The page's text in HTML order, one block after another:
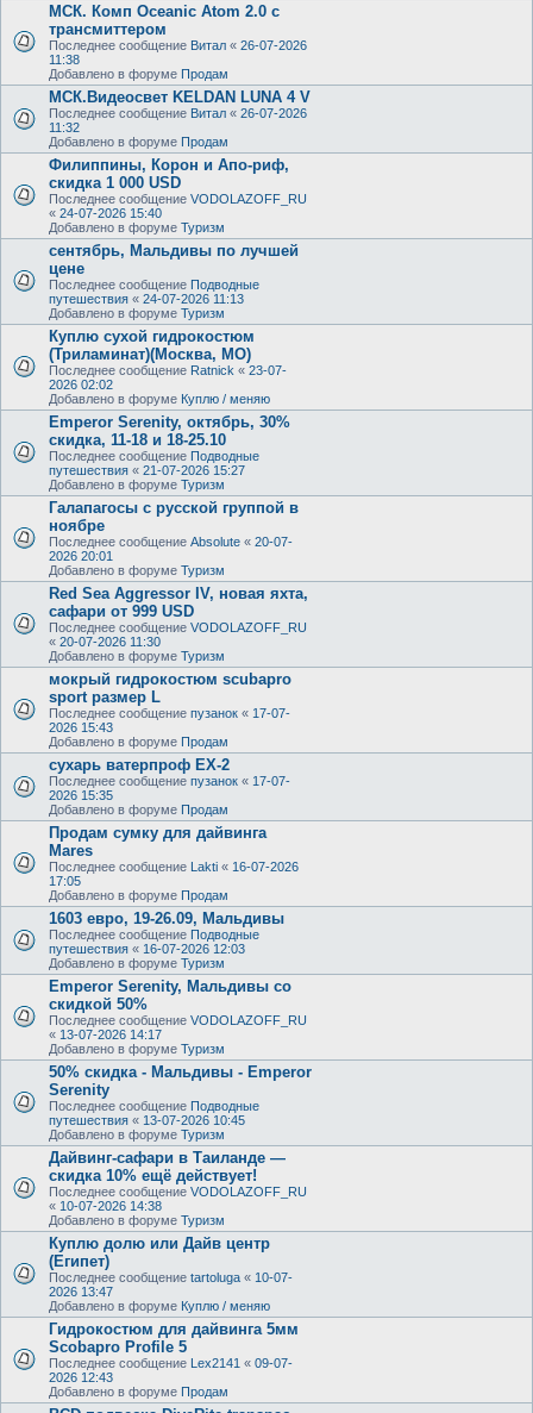
МСК. Комп Oceanic Atom 2.0 с
трансмиттером
Последнее сообщение Витал « 26-07-2026
11:38
Добавлено в форуме Продам
МСК.Видеосвет KELDAN LUNA 4 V
Последнее сообщение Витал « 26-07-2026
11:32
Добавлено в форуме Продам
Филиппины, Корон и Апо-риф,
скидка 1 000 USD
Последнее сообщение VODOLAZOFF_RU
« 24-07-2026 15:40
Добавлено в форуме Туризм
сентябрь, Мальдивы по лучшей
цене
Последнее сообщение Подводные
путешествия « 24-07-2026 11:13
Добавлено в форуме Туризм
Куплю сухой гидрокостюм
(Триламинат)(Москва, МО)
Последнее сообщение Ratnick « 23-07-
2026 02:02
Добавлено в форуме Куплю / меняю
Emperor Serenity, октябрь, 30%
скидка, 11-18 и 18-25.10
Последнее сообщение Подводные
путешествия « 21-07-2026 15:27
Добавлено в форуме Туризм
Галапагосы с русской группой в
ноябре
Последнее сообщение Absolute « 20-07-
2026 20:01
Добавлено в форуме Туризм
Red Sea Aggressor IV, новая яхта,
сафари от 999 USD
Последнее сообщение VODOLAZOFF_RU
« 20-07-2026 11:30
Добавлено в форуме Туризм
мокрый гидрокостюм scubapro
sport размер L
Последнее сообщение пузанок « 17-07-
2026 15:43
Добавлено в форуме Продам
сухарь ватерпроф ЕХ-2
Последнее сообщение пузанок « 17-07-
2026 15:35
Добавлено в форуме Продам
Продам сумку для дайвинга
Mares
Последнее сообщение Lakti « 16-07-2026
17:05
Добавлено в форуме Продам
1603 евро, 19-26.09, Мальдивы
Последнее сообщение Подводные
путешествия « 16-07-2026 12:03
Добавлено в форуме Туризм
Emperor Serenity, Мальдивы со
скидкой 50%
Последнее сообщение VODOLAZOFF_RU
« 13-07-2026 14:17
Добавлено в форуме Туризм
50% скидка - Мальдивы - Emperor
Serenity
Последнее сообщение Подводные
путешествия « 13-07-2026 10:45
Добавлено в форуме Туризм
Дайвинг-сафари в Таиланде —
скидка 10% ещё действует!
Последнее сообщение VODOLAZOFF_RU
« 10-07-2026 14:38
Добавлено в форуме Туризм
Куплю долю или Дайв центр
(Египет)
Последнее сообщение tartoluga « 10-07-
2026 13:47
Добавлено в форуме Куплю / меняю
Гидрокостюм для дайвинга 5мм
Scobapro Profile 5
Последнее сообщение Lex2141 « 09-07-
2026 12:43
Добавлено в форуме Продам